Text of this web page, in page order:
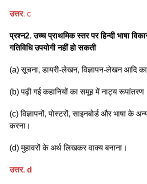
उत्तर. c
प्रश्न2. उच्च प्राथमिक स्तर पर हिन्दी भाषा
गतिविधि उपयोगी नहीं हो सकती
(a) सूचना, डायरी-लेखन, विज्ञापन-लेखन आदि का
(b) पढ़ी गई कहानियों का समूह में नाट्य रूपांतरण
(c) विज्ञापनों, पोस्टरों, साइनबोर्ड और भाषा के
करना।
(d) मुहावरों के अर्थ लिखकर वाक्य बनाना।
उत्तर. d